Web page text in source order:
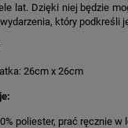
lat. Dzięki niej będzie
który podkreśli
26cm x 26cm
poliester, prać ręcznie